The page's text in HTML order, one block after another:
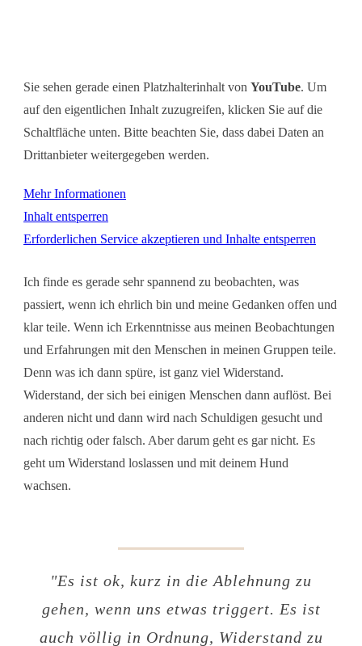
Sie sehen gerade einen Platzhalterinhalt von YouTube. Um
auf den eigentlichen Inhalt zuzugreifen, klicken Sie auf die
Schaltfläche unten. Bitte beachten Sie, dass dabei Daten an
Drittanbieter weitergegeben werden.
Mehr Informationen
Inhalt entsperren
Erforderlichen Service akzeptieren und Inhalte entsperren
Ich finde es gerade sehr spannend zu beobachten, was
passiert, wenn ich ehrlich bin und meine Gedanken offen und
klar teile. Wenn ich Erkenntnisse aus meinen Beobachtungen
und Erfahrungen mit den Menschen in meinen Gruppen teile.
Denn was ich dann spüre, ist ganz viel Widerstand.
Widerstand, der sich bei einigen Menschen dann auflöst. Bei
anderen nicht und dann wird nach Schuldigen gesucht und
nach richtig oder falsch. Aber darum geht es gar nicht. Es
geht um Widerstand loslassen und mit deinem Hund
wachsen.
"Es ist ok, kurz in die Ablehnung zu
gehen, wenn uns etwas triggert. Es ist
auch völlig in Ordnung, Widerstand zu